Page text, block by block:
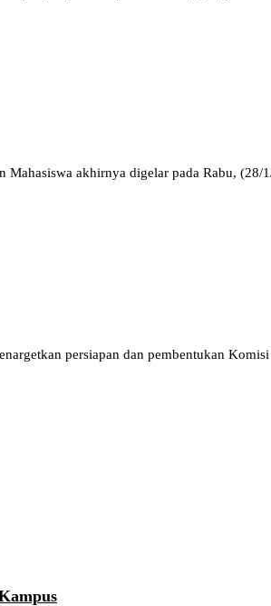
akhirnya digelar pada Rabu,
persiapan dan pembentukan